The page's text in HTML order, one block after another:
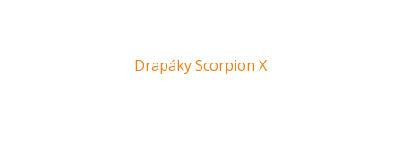
Drapáky Scorpion X